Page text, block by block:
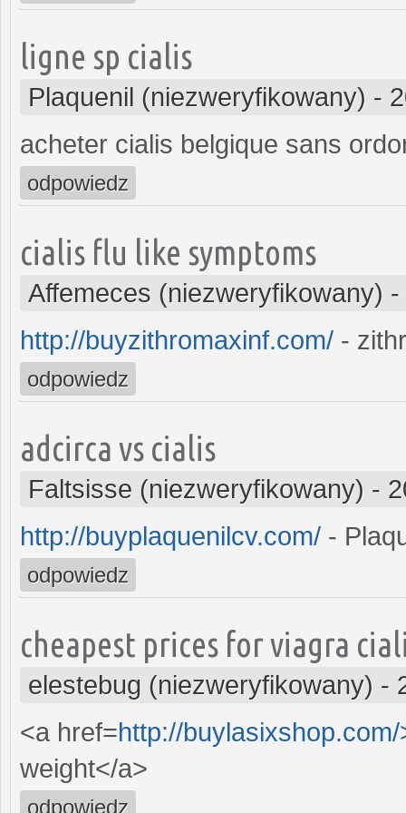
ligne sp cialis
Plaquenil (niezweryfikowany) -
acheter cialis belgique sans
odpowiedz
cialis flu like symptoms
Affemeces (niezweryfikowany) -
http://buyzithromaxinf.com/ -
odpowiedz
adcirca vs cialis
Faltsisse (niezweryfikowany) -
http://buyplaquenilcv.com/ -
odpowiedz
cheapest prices for viagra
elestebug (niezweryfikowany) -
<a href=http://
weight</a>
odpowiedz